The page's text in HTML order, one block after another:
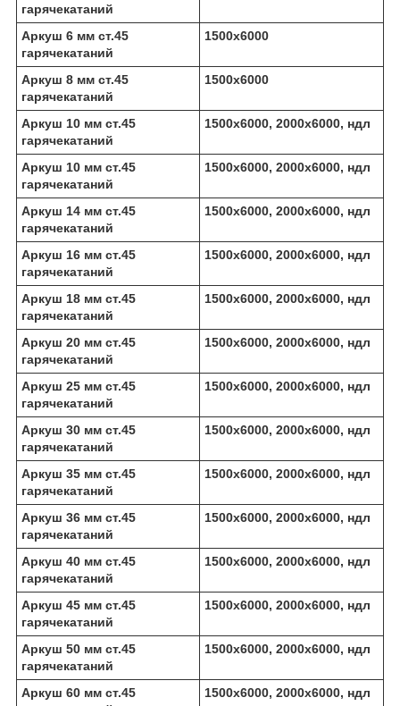
гарячекатаний
Аркуш 6 мм ст.45
гарячекатаний
1500х6000
Аркуш 8 мм ст.45
гарячекатаний
1500х6000
Аркуш 10 мм ст.45
гарячекатаний
1500х6000, 2000х6000, ндл
Аркуш 10 мм ст.45
гарячекатаний
1500х6000, 2000х6000, ндл
Аркуш 14 мм ст.45
гарячекатаний
1500х6000, 2000х6000, ндл
Аркуш 16 мм ст.45
гарячекатаний
1500х6000, 2000х6000, ндл
Аркуш 18 мм ст.45
гарячекатаний
1500х6000, 2000х6000, ндл
Аркуш 20 мм ст.45
гарячекатаний
1500х6000, 2000х6000, ндл
Аркуш 25 мм ст.45
гарячекатаний
1500х6000, 2000х6000, ндл
Аркуш 30 мм ст.45
гарячекатаний
1500х6000, 2000х6000, ндл
Аркуш 35 мм ст.45
гарячекатаний
1500х6000, 2000х6000, ндл
Аркуш 36 мм ст.45
гарячекатаний
1500х6000, 2000х6000, ндл
Аркуш 40 мм ст.45
гарячекатаний
1500х6000, 2000х6000, ндл
Аркуш 45 мм ст.45
гарячекатаний
1500х6000, 2000х6000, ндл
Аркуш 50 мм ст.45
гарячекатаний
1500х6000, 2000х6000, ндл
Аркуш 60 мм ст.45
1500х6000, 2000х6000, ндл